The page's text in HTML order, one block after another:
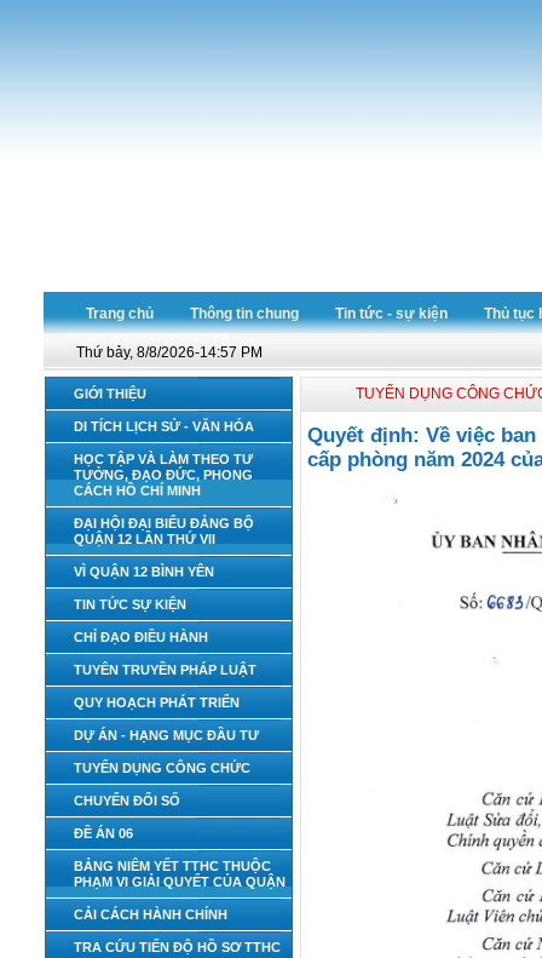
Trang chủ Thông tin chung Tin tức - sự kiện Thủ tục
Thứ bảy, 8/8/2026-14:57 PM
GIỚI THIỆU
DI TÍCH LỊCH SỬ - VĂN HÓA
HỌC TẬP VÀ LÀM THEO TƯ
TƯỞNG, ĐẠO ĐỨC, PHONG
CÁCH HỒ CHÍ MINH
ĐẠI HỘI ĐẠI BIỂU ĐẢNG BỘ
QUẬN 12 LẦN THỨ VII
VÌ QUẬN 12 BÌNH YÊN
TIN TỨC SỰ KIỆN
CHỈ ĐẠO ĐIỀU HÀNH
TUYÊN TRUYỀN PHÁP LUẬT
QUY HOẠCH PHÁT TRIỂN
DỰ ÁN - HẠNG MỤC ĐẦU TƯ
TUYỂN DỤNG CÔNG CHỨC
CHUYỂN ĐỔI SỐ
ĐỀ ÁN 06
BẢNG NIÊM YẾT TTHC THUỘC
PHẠM VI GIẢI QUYẾT CỦA QUẬN
CẢI CÁCH HÀNH CHÍNH
TRA CỨU TIẾN ĐỘ HỒ SƠ TTHC
TUYỂN DỤNG CÔNG
Quyết định: Về việc
cấp phòng năm 2024